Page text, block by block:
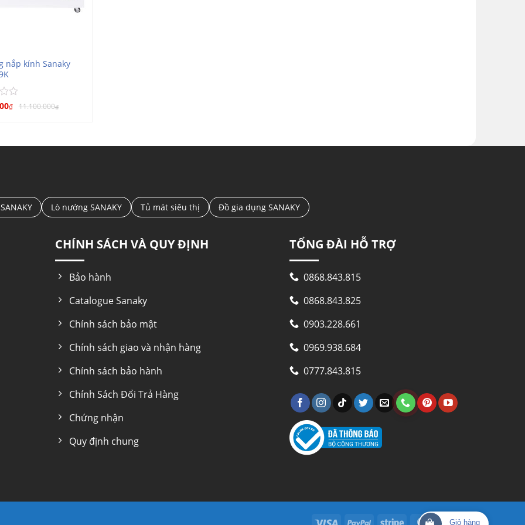
nắp kính Sanaky
₫ 11.100.000₫
Lò nướng SANAKY Tủ mát siêu thị Đồ gia dụng SANAKY
CHÍNH SÁCH VÀ QUY ĐỊNH
Bảo hành
Catalogue Sanaky
Chính sách bảo mật
Chính sách giao và nhận hàng
Chính sách bảo hành
Chính Sách Đổi Trả Hàng
Chứng nhận
Quy định chung
TỔNG ĐÀI HỖ TRỢ
0868.843.815
0868.843.825
0903.228.661
0969.938.684
0777.843.815
Visa PayPal Stripe MasterCard
Cash
Giỏ hàng